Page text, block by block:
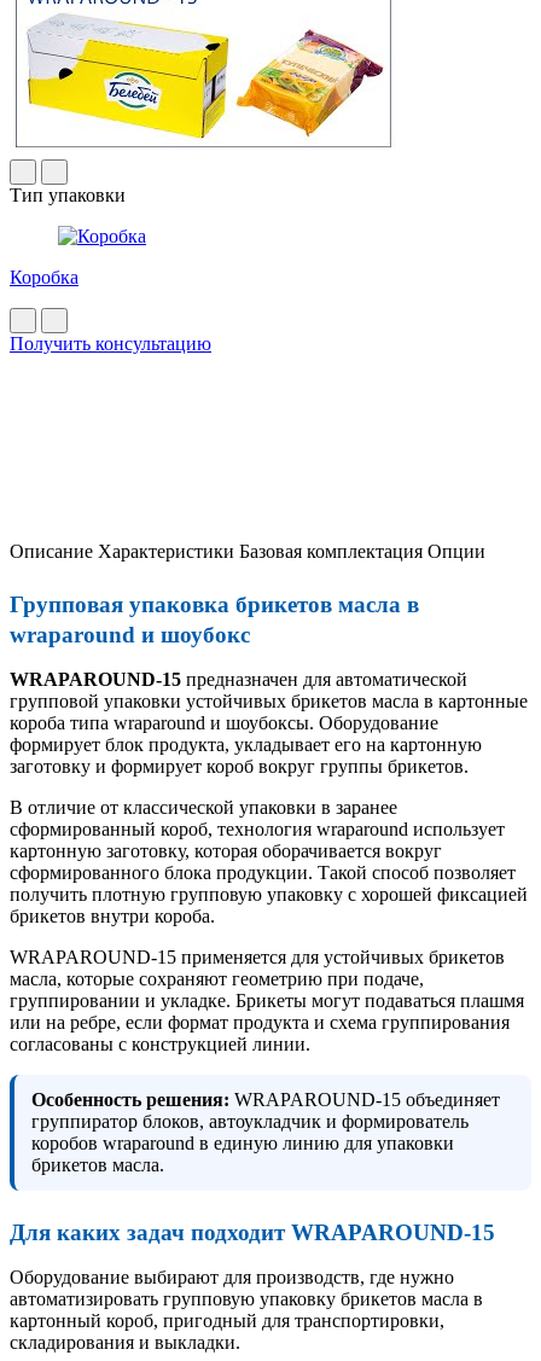
Тип упаковки
Коробка
Получить консультацию
Описание Характеристики Базовая комплектация Опции
Групповая упаковка брикетов масла в
wraparound и шоубокс
WRAPAROUND-15 предназначен для автоматической
групповой упаковки устойчивых брикетов масла в картонные
короба типа wraparound и шоубоксы. Оборудование
формирует блок продукта, укладывает его на картонную
заготовку и формирует короб вокруг группы брикетов.
В отличие от классической упаковки в заранее
сформированный короб, технология wraparound использует
картонную заготовку, которая оборачивается вокруг
сформированного блока продукции. Такой способ позволяет
получить плотную групповую упаковку с хорошей фиксацией
брикетов внутри короба.
WRAPAROUND-15 применяется для устойчивых брикетов
масла, которые сохраняют геометрию при подаче,
группировании и укладке. Брикеты могут подаваться плашмя
или на ребре, если формат продукта и схема группирования
согласованы с конструкцией линии.
Особенность решения: WRAPAROUND-15 объединяет
группиратор блоков, автоукладчик и формирователь
коробов wraparound в единую линию для упаковки
брикетов масла.
Для каких задач подходит WRAPAROUND-15
Оборудование выбирают для производств, где нужно
автоматизировать групповую упаковку брикетов масла в
картонный короб, пригодный для транспортировки,
складирования и выкладки.